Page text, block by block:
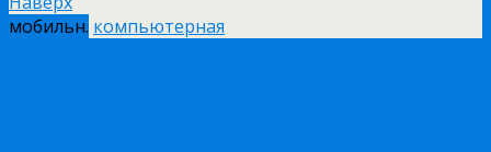
мобильн. компьютерная